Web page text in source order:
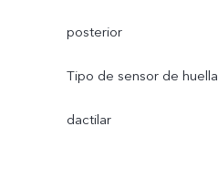
posterior
Tipo de sensor de huella
dactilar